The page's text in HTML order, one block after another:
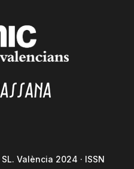
València 2024 · ISSN